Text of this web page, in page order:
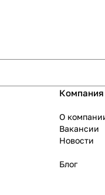
Компания
О
Вакансии
Новости
Блог